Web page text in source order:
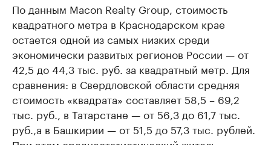
По данным Macon Realty Group, стоимость
квадратного метра в Краснодарском крае
остается одной из самых низких среди
экономически развитых регионов России — от
42,5 до 44,3 тыс. руб. за квадратный метр. Для
сравнения: в Свердловской области средняя
стоимость «квадрата» составляет 58,5 – 69,2
тыс. руб., в Татарстане — от 56,3 до 61,7 тыс.
руб.,а в Башкирии — от 51,5 до 57,3 тыс. рублей.